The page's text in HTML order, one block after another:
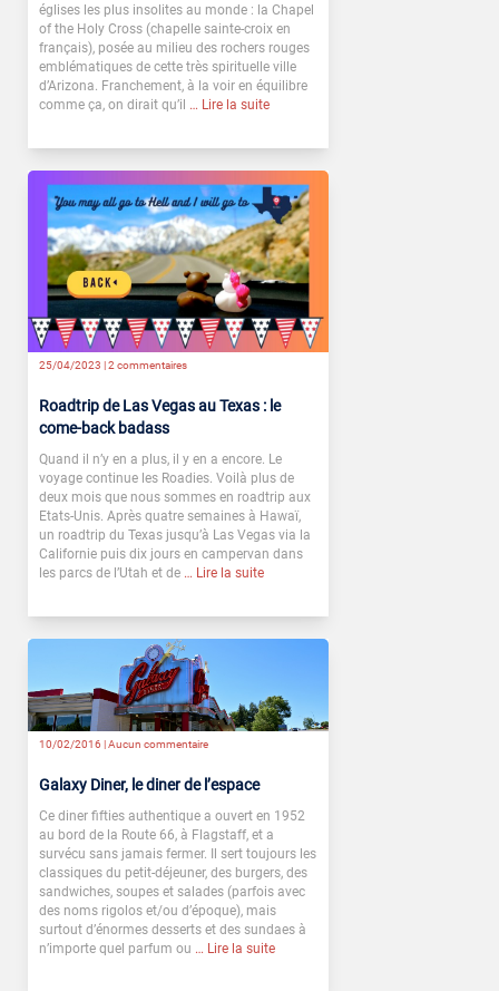
églises les plus insolites au monde : la Chapel
of the Holy Cross (chapelle sainte-croix en
français), posée au milieu des rochers rouges
emblématiques de cette très spirituelle ville
d’Arizona. Franchement, à la voir en équilibre
comme ça, on dirait qu’il … Lire la suite
25/04/2023 |2 commentaires
Roadtrip de Las Vegas au Texas : le
come-back badass
Quand il n’y en a plus, il y en a encore. Le
voyage continue les Roadies. Voilà plus de
deux mois que nous sommes en roadtrip aux
Etats-Unis. Après quatre semaines à Hawaï,
un roadtrip du Texas jusqu’à Las Vegas via la
Californie puis dix jours en campervan dans
les parcs de l’Utah et de … Lire la suite
10/02/2016 |Aucun commentaire
Galaxy Diner, le diner de l’espace
Ce diner fifties authentique a ouvert en 1952
au bord de la Route 66, à Flagstaff, et a
survécu sans jamais fermer. Il sert toujours les
classiques du petit-déjeuner, des burgers, des
sandwiches, soupes et salades (parfois avec
des noms rigolos et/ou d’époque), mais
surtout d’énormes desserts et des sundaes à
n’importe quel parfum ou … Lire la suite